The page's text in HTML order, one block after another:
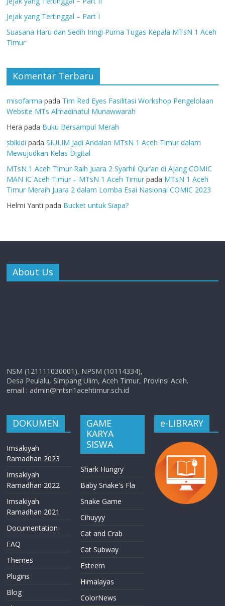
Jejak yang Tertinggal – Part I
Suasana Haru dan Sedih Iringi Purna Tugas Kepala MTsN 1 Aceh
Timur
Komentar Terbaru
misofarma pada Tim Red Eyes Fasilitasi Workshop Pengelolaan
Website MTs Almadinatul Munawwarah
Hera pada Buku Bersampul Merah
sbikidi padaSIULIM Jadi Andalan MTsN 1 Aceh Timur dalam
Mewujudkan Kelas Digital
MTsN 1 Aceh Timur Raih Juara 2 Syarhil Qur’an di Ajang COMIC
MAN IC Aceh Timur – MTsN 1 Aceh Timur pada MTsN 1 Aceh
Timur Meraih Juara 2 dalam Lomba Esai Nasional COMIC 2023
Helmi Yanti pada Bucket untuk Siapa?
About Us
NSM (121111030001), NPSM (10114334),
Desa Peulalu, Simpang Ulim, Aceh Timur, Provinsi Aceh.
email : admin@mtsn1acehtimur.sch.id
DOKUMEN
Imsakiyah
Ramadhan 2023
Imsakiyah
Ramadhan 2022
Imsakiyah
Ramadhan 2021
Documentation
FAQ
Themes
Plugins
Blog
GAME
KARYA
SISWA
Shark Hungry
Baby Snake's Fla
Snake Game
Cihuyyy
Cat and Crab
Cat Subway
Esteem
Himalayas
ColorNews
e-LIBRARY